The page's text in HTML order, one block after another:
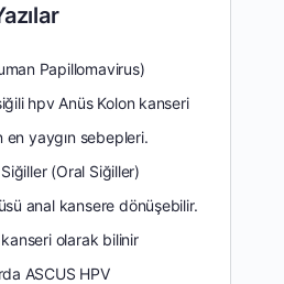
Papillomavirus)
hpv Anüs Kolon kanseri
en yaygın sebepleri.
(Oral Siğiller)
anal kansere dönüşebilir.
olarak bilinir
ASCUS HPV